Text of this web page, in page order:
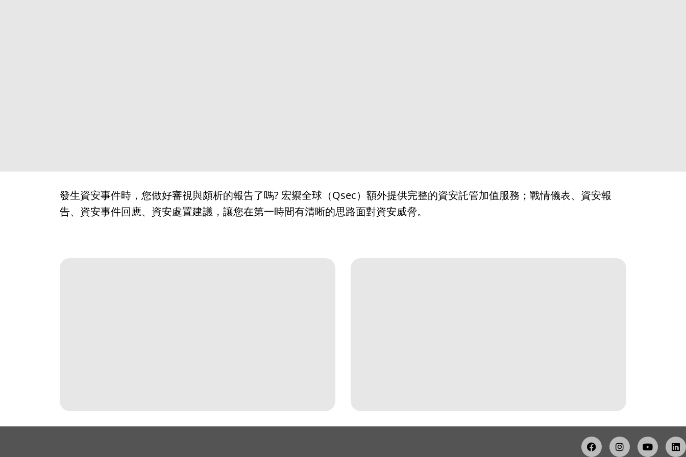
發生資安事件時，您做好審視與頗析的報告了嗎? 宏禦全球（Qsec）額外提供完整的資安託管加值服務；戰情儀表、資安報
告、資安事件回應、資安處置建議，讓您在第一時間有清晰的思路面對資安威脅。